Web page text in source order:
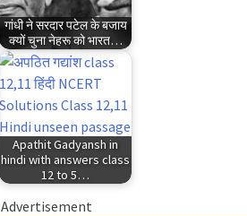
गांधी ने सरदार पटेल के बजाय
क्यों चुना नेहरू को भारत…
Apathit Gadyansh in
hindi with answers class
12 to 5…
Advertisement